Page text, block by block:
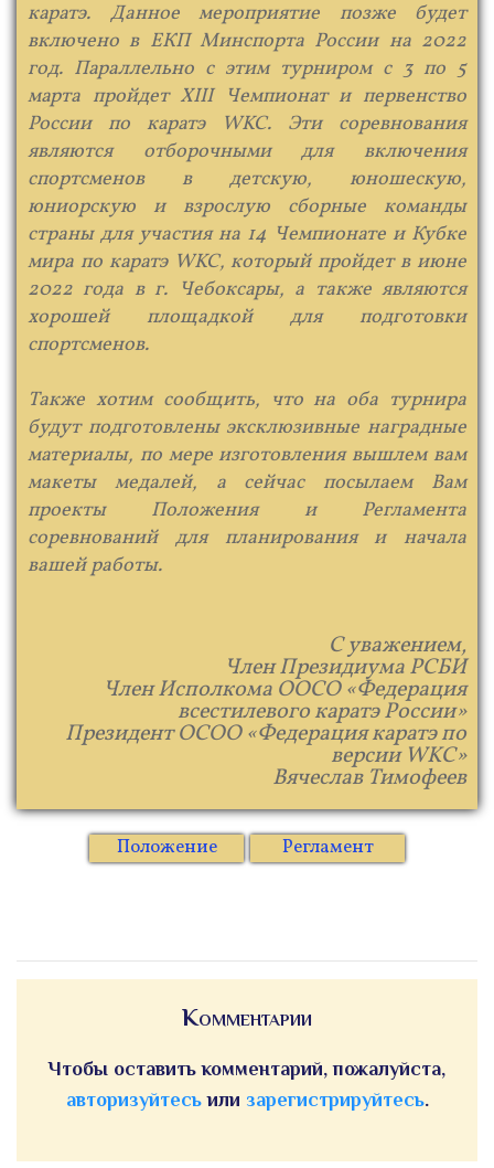
каратэ. Данное мероприятие позже будет
включено в ЕКП Минспорта России на 2022
год. Параллельно с этим турниром с 3 по 5
марта пройдет XIII Чемпионат и первенство
России по каратэ WKC. Эти соревнования
являются отборочными для включения
спортсменов в детскую, юношескую,
юниорскую и взрослую сборные команды
страны для участия на​ 14 Чемпионате и Кубке
мира по каратэ WKC, который пройдет в июне
2022 года в г. Чебоксары, а также являются
хорошей площадкой для подготовки
спортсменов.
​ Также хотим сообщить, что на оба турнира
будут подготовлены эксклюзивные наградные
материалы, по мере изготовления вышлем вам
макеты медалей, а сейчас посылаем Вам
проекты Положения и Регламента
соревнований для планирования и начала
вашей работы.
С уважением,
Член Президиума РСБИ
Член Исполкома ООСО «Федерация
всестилевого каратэ России»
Президент ОСОО «Федерация каратэ по
версии WKC»
Вячеслав Тимофеев
Положение Регламент
Комментарии
Чтобы оставить комментарий, пожалуйста,
авторизуйтесьили зарегистрируйтесь.